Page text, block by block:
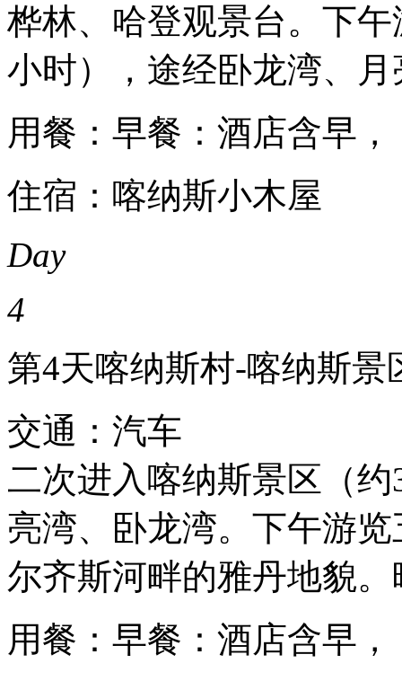
桦林、哈登观景台。下
小时），途经卧龙湾、
用餐：早餐：酒店含早
住宿：喀纳斯小木屋
Day
4
第4天喀纳斯村-喀纳斯景
交通：汽车
二次进入喀纳斯景区（
亮湾、卧龙湾。下午游
尔齐斯河畔的雅丹地貌
用餐：早餐：酒店含早